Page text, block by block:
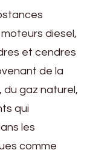
diesel,
et cendres
de la
gaz naturel,
qui
les
comme